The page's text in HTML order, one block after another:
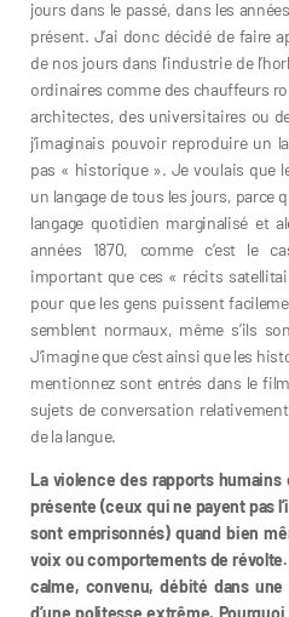
jours dans le passé, dans les
présent. J’ai donc décidé de faire
de nos jours dans l’industrie de
ordinaires comme des chauffeurs
architectes, des universitaires ou
j’imaginais pouvoir reproduire un
pas « historique ». Je voulais que
un langage de tous les jours, parce
langage quotidien marginalisé et
années 1870, comme c’est le
important que ces « récits
pour que les gens puissent
semblent normaux, même s’ils
J’imagine que c’est ainsi que les
mentionnez sont entrés dans le
sujets de conversation
de la langue.
La violence des rapports
présente (ceux qui ne payent pas
sont emprisonnés) quand bien
voix ou comportements de
calme, convenu, débité dans
d’une politesse extrême.